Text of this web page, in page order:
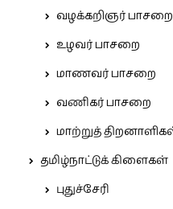
வழக்கறிஞர் பாசறை
உழவர் பாசறை
மாணவர் பாசறை
வணிகர் பாசறை
மாற்றுத்
தமிழ்நாட்டுக் கிளைகள்
புதுச்சேரி